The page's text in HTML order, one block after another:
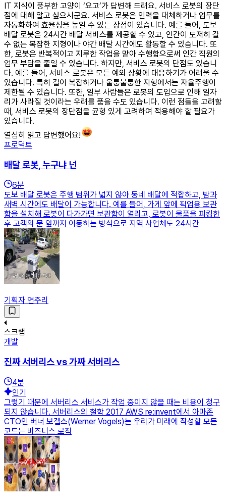
IT 지식이 풍부한 고양이 ‘요고’가 답변해 드려요. 서비스 로봇의 장단
점에 대해 알고 싶으시군요. 서비스 로봇은 인력을 대체하거나 업무를
자동화하여 효율성을 높일 수 있는 장점이 있습니다. 예를 들어, 도보
배달 로봇은 24시간 배달 서비스를 제공할 수 있고, 인간이 도저히 갈
수 없는 복잡한 지형이나 야간 배달 시간에도 활동할 수 있습니다. 또
한, 로봇은 반복적이고 지루한 작업을 맡아 수행함으로써 인간 직원의
업무 부담을 줄일 수 있습니다. 하지만, 서비스 로봇의 단점도 있습니
다. 예를 들어, 서비스 로봇은 모든 예외 상황에 대응하기가 어려울 수
있습니다. 특히 길이 복잡하거나 울퉁불퉁한 지형에서는 자율주행이
제한될 수 있습니다. 또한, 일부 사람들은 로봇의 도입으로 인해 일자
리가 사라질 것이라는 우려를 품을 수도 있습니다. 이런 점들을 고려할
때, 서비스 로봇의 장단점을 균형 있게 고려하여 적용해야 할 필요가
있습니다.
열심히 읽고 답변했어요!
프로덕트
배달 로봇, 누구냐 넌
6분
도보 배달 로봇은 주행 범위가 넓지 않아 동네 배달에 적합하고, 밤과
새벽 시간에도 배달이 가능합니다. 예를 들어, 가게 앞에 픽업용 보관
함을 설치해 로봇이 다가가면 보관함이 열리고, 로봇이 물품을 피킹한
후 고객의 문 앞까지 이동하는 방식으로 지역 사업체도 24시간
기획자 연주리
스크랩
개발
진짜 서버리스 vs 가짜 서버리스
4분
인기
그렇기 때문에 서버리스 서비스가 작업 중이지 않을 때는 비용이 청구
되지 않습니다. 서버리스의 철학 2017 AWS re:invent에서 아마존
CTO인 버너 보겔스(Werner Vogels)는 우리가 미래에 작성할 모든
코드는 비즈니스 로직